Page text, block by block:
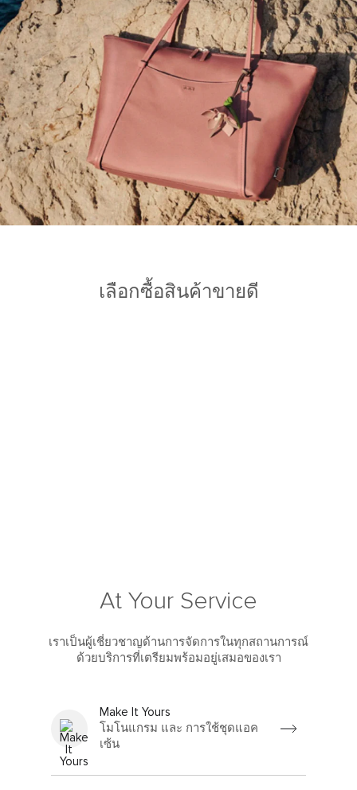
เลือกซื้อสินค้าขายดี
At Your Service
เราเป็นผู้เชี่ยวชาญด้านการจัดการในทุกสถานการณ์
ด้วยบริการที่เตรียมพร้อมอยู่เสมอของเรา
Make It Yours
โมโนแกรม และ การใช้ชุดแอค
เซ้น